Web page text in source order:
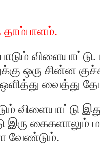
தாம்பாளம்.
விளையாட்டு.
ஒரு சின்ன
வைத்து
விளையாட்டு
இரு
வேண்டும்.